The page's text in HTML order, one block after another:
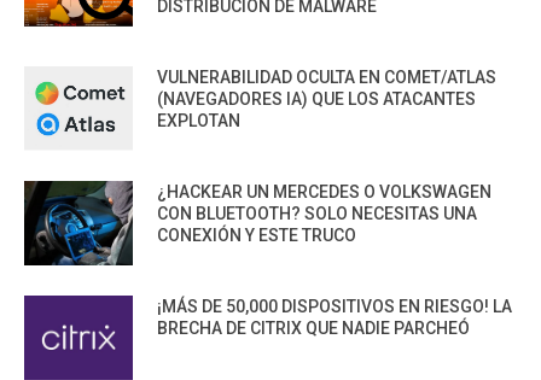
DISTRIBUCIÓN DE MALWARE
VULNERABILIDAD OCULTA EN COMET/ATLAS
(NAVEGADORES IA) QUE LOS ATACANTES
EXPLOTAN
¿HACKEAR UN MERCEDES O VOLKSWAGEN
CON BLUETOOTH? SOLO NECESITAS UNA
CONEXIÓN Y ESTE TRUCO
¡MÁS DE 50,000 DISPOSITIVOS EN RIESGO! LA
BRECHA DE CITRIX QUE NADIE PARCHEÓ